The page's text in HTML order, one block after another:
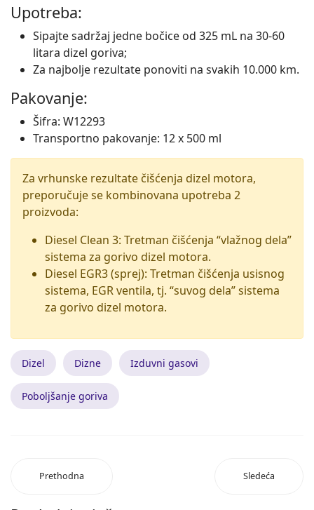
Upotreba:
Sipajte sadržaj jedne bočice od 325 mL na 30-60
litara dizel goriva;
Za najbolje rezultate ponoviti na svakih 10.000 km.
Pakovanje:
Šifra: W12293
Transportno pakovanje: 12 x 500 ml
Za vrhunske rezultate čišćenja dizel motora,
preporučuje se kombinovana upotreba 2
proizvoda:
Diesel Clean 3: Tretman čišćenja “vlažnog dela”
sistema za gorivo dizel motora.
Diesel EGR3 (sprej): Tretman čišćenja usisnog
sistema, EGR ventila, tj. “suvog dela” sistema
za gorivo dizel motora.
Dizel Dizne Izduvni gasovi
Poboljšanje goriva
Prethodna Sledeća